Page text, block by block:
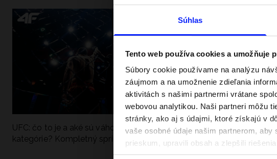
Súhlas
Tento web používa cookies a umožňuje
Súbory cookie používame na analýzu
záujmom a na umožnenie zdieľania
aktivitách s našimi partnermi vrátane
webovou analytikou. Naši partneri môžu
stránky, ako aj s údajmi, ktoré získajú v
vaše osobné údaje našim partnerom,
prieskum, upravili obsah a zlepšili
v našich Zásadách ochrany osobných
UFC: čo to je a aké sú váhové
kategórie? Kompletný sprievodca
Ako sa dobre pripraviť na
pri vode? Poradíme, čo si